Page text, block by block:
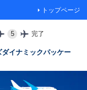
トップページ
5 完了
イナミックパッケー